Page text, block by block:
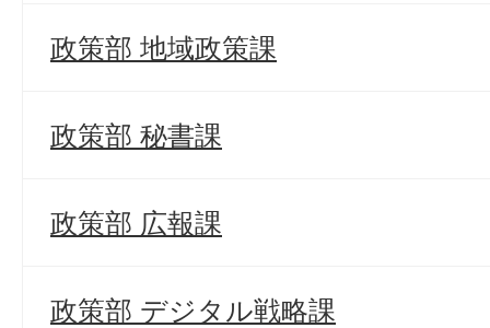
政策部 地域政策課
政策部 秘書課
政策部 広報課
政策部 デジタル戦略課